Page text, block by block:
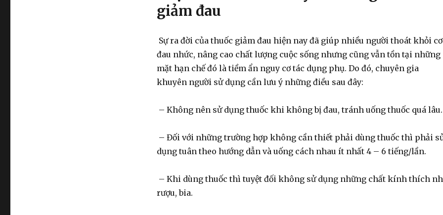
giảm đau
Sự ra đời của thuốc giảm đau hiện nay đã giúp nhiều người thoát khỏi
đau nhức, nâng cao chất lượng cuộc sống nhưng cũng vẫn tồn tại những
mặt hạn chế đó là tiềm ẩn nguy cơ tác dụng phụ. Do đó, chuyên gia
khuyên người sử dụng cần lưu ý những điều sau đây:
– Không nên sử dụng thuốc khi không bị đau, tránh uống thuốc quá
– Đối với những trường hợp không cần thiết phải dùng thuốc thì phải
dụng tuân theo hướng dẫn và uống cách nhau ít nhất 4 – 6 tiếng/lần.
– Khi dùng thuốc thì tuyệt đối không sử dụng những chất kính thích
rượu, bia.